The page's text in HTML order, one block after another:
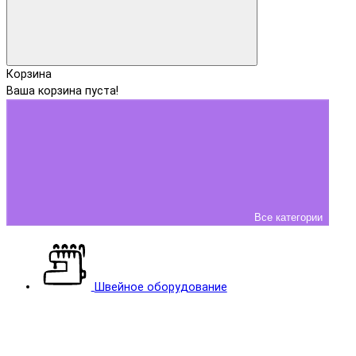
Корзина
Ваша корзина пуста!
Все категории
Швейное оборудование